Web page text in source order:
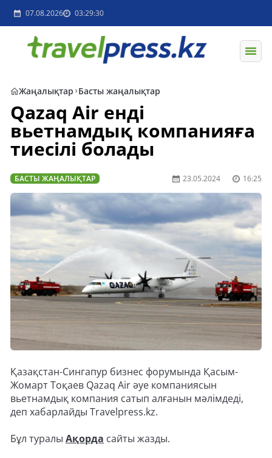
07.08.2026 03:29:30
Жаңалықтар Басты жаңалықтар
Qazaq Air енді
вьетнамдық компанияға
тиесілі болады
БАСТЫ ЖАҢАЛЫҚТАР 23.05.2024 16:25
Қазақстан-Сингапур бизнес форумында Қасым-
Жомарт Тоқаев Qazaq Air әуе компаниясын
вьетнамдық компания сатып алғанын мәлімдеді,
деп хабарлайды Travelpress.kz.
Бұл туралы Ақорда сайты жазды.